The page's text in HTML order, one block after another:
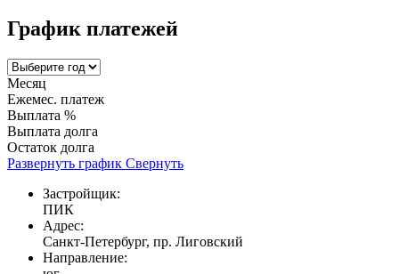
График платежей
Месяц
Ежемес. платеж
Выплата %
Выплата долга
Остаток долга
Развернуть график Свернуть
Застройщик:
ПИК
Адрес:
Санкт-Петербург, пр. Лиговский
Направление: